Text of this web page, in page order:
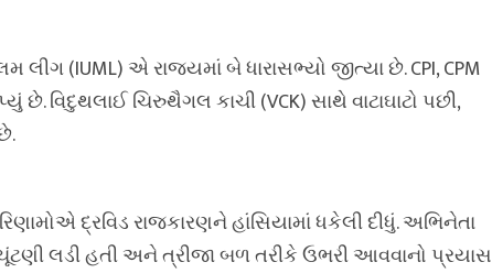
(IUML) એ રાજ્યમાં બે ધારાસભ્યો જીત્યા છે. CPI, CPM
ચિરુથૈગલ કાચી (VCK) સાથે વાટાઘાટો પછી,
દ્રવિડ રાજકારણને હાંસિયામાં ધકેલી દીધું. અભિનેતા
ચૂંટણી લડી હતી અને ત્રીજા બળ તરીકે ઉભરી આવવાનો પ્રયાસ